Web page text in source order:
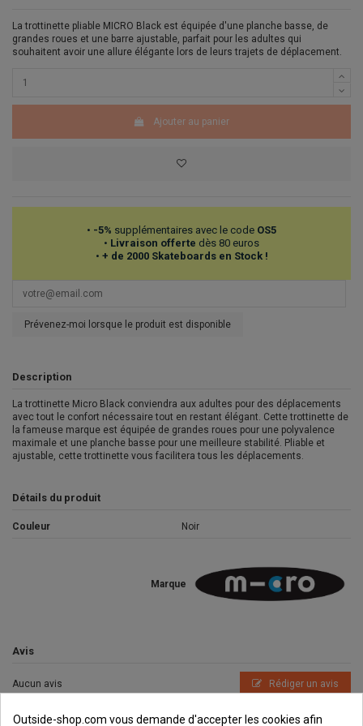
La trottinette pliable MICRO Black est équipée d'une planche basse, de
grandes roues et une barre ajustable, parfait pour les adultes qui
souhaitent avoir une allure élégante lors de leurs trajets de déplacement.
Ajouter au panier
• -5% supplémentaires avec le code OS5
• Livraison offerte dès 80 euros
• + de 2000 Skateboards en Stock !
Prévenez-moi lorsque le produit est disponible
Description
La trottinette Micro Black conviendra aux adultes pour des déplacements
avec tout le confort nécessaire tout en restant élégant. Cette trottinette de
la fameuse marque est équipée de grandes roues pour une polyvalence
maximale et une planche basse pour une meilleure stabilité. Pliable et
ajustable, cette trottinette vous facilitera tous les déplacements.
Détails du produit
Couleur Noir
Marque
Avis
Aucun avis Rédiger un avis
Outside-shop.com vous demande d'accepter les cookies afin